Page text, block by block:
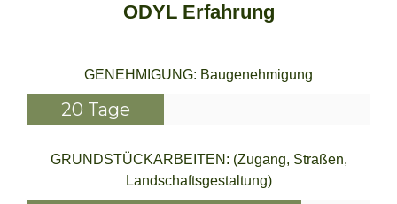
ODYL Erfahrung
GENEHMIGUNG: Baugenehmigung
20 Tage
GRUNDSTÜCKARBEITEN: (Zugang, Straßen,
Landschaftsgestaltung)